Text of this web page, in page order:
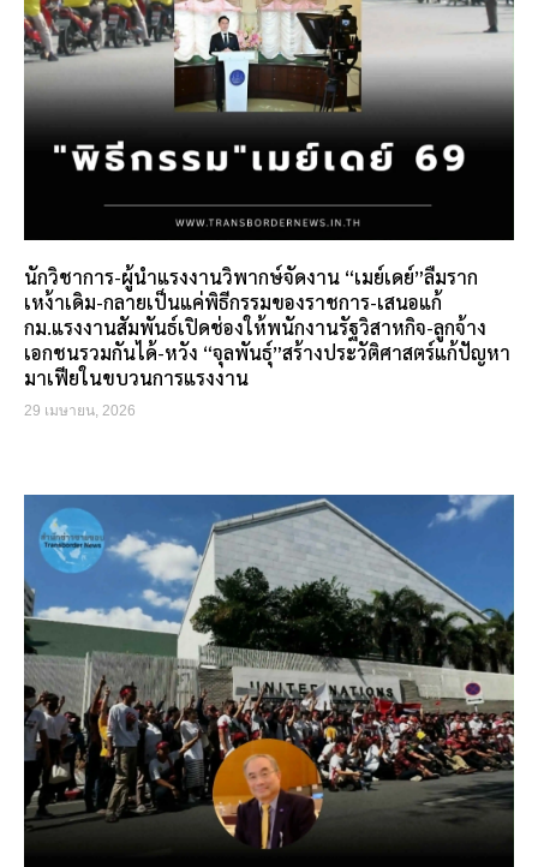
นักวิชาการ-ผู้นำแรงงานวิพากษ์จัดงาน “เมย์เดย์”ลืมราก
เหง้าเดิม-กลายเป็นแค่พิธีกรรมของราชการ-เสนอแก้
กม.แรงงานสัมพันธ์เปิดช่องให้พนักงานรัฐวิสาหกิจ-ลูกจ้าง
เอกชนรวมกันได้-หวัง “จุลพันธุ์”สร้างประวัติศาสตร์แก้ปัญหา
มาเฟียในขบวนการแรงงาน
29 เมษายน, 2026